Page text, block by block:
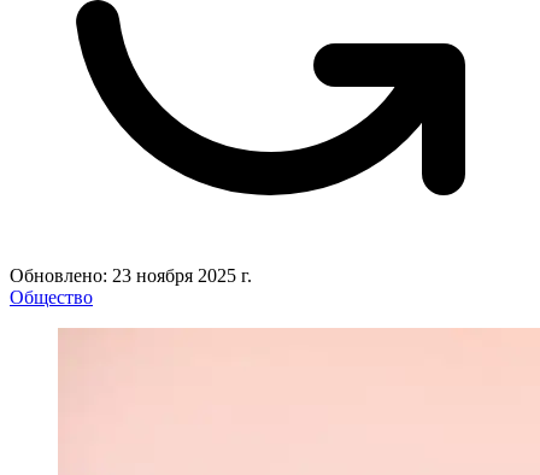
Обновлено: 23 ноября 2025 г.
Общество